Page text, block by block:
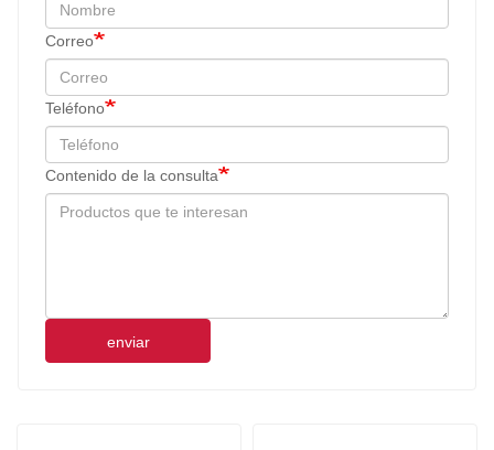
Correo
Teléfono
Contenido de la consulta
enviar